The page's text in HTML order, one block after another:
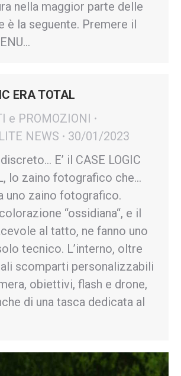
nella maggior parte delle
è la seguente. Premere il
ERA TOTAL
e PROMOZIONI
NEWS
30/01/2023
E’ il CASE LOGIC
lo zaino fotografico che…
uno zaino fotografico.
“ossidiana“, e il
al tatto, ne fanno uno
tecnico. L’interno, oltre
scomparti personalizzabili
obiettivi, flash e drone,
di una tasca dedicata al